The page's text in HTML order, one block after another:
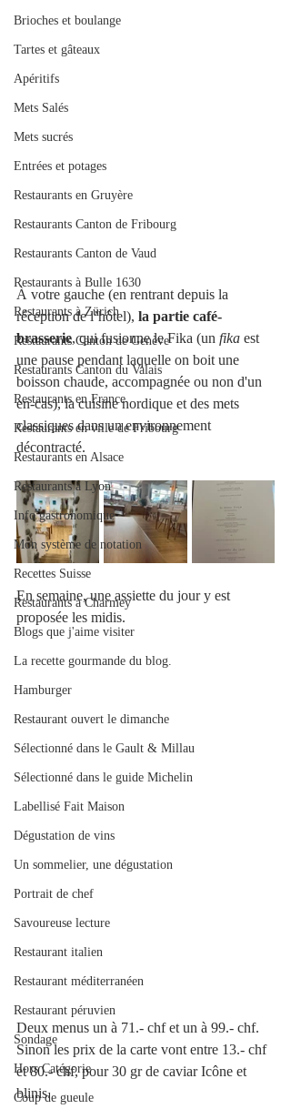
Brioches et boulange
Tartes et gâteaux
Apéritifs
Mets Salés
Mets sucrés
Entrées et potages
Restaurants en Gruyère
Restaurants Canton de Fribourg
Restaurants Canton de Vaud
Restaurants à Bulle 1630
Restaurants à Zürich
Restaurants Canton de Genève
Restaurants Canton du Valais
Restaurants en France
Restaurants en ville de Fribourg
Restaurants en Alsace
Restaurants à Lyon
Info gastronomique
Mon système de notation
Recettes Suisse
Restaurants à Charmey
Blogs que j'aime visiter
La recette gourmande du blog.
Hamburger
Restaurant ouvert le dimanche
Sélectionné dans le Gault & Millau
Sélectionné dans le guide Michelin
Labellisé Fait Maison
Dégustation de vins
Un sommelier, une dégustation
Portrait de chef
Savoureuse lecture
Restaurant italien
Restaurant méditerranéen
Restaurant péruvien
Sondage
Hors Catégorie
Coup de gueule
À votre gauche (en rentrant depuis la
réception de l’hôtel), la partie café-
brasserie, qui fusionne le Fika (un fika est
une pause pendant laquelle on boit une
boisson chaude, accompagnée ou non d'un
en-cas), la cuisine nordique et des mets
classiques dans un environnement
décontracté.
En semaine, une assiette du jour y est
proposée les midis.
Deux menus un à 71.- chf et un à 99.- chf.
Sinon les prix de la carte vont entre 13.- chf
et 80.- chf, pour 30 gr de caviar Icône et
blinis.